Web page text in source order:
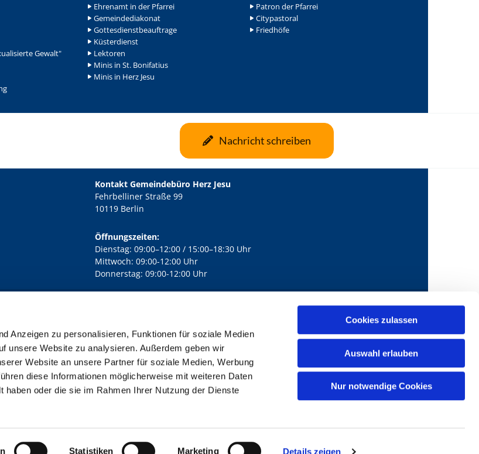
Anzeigen zu personalisieren, Funktionen für soziale Medien
unsere Website zu analysieren. Außerdem geben wir
Website an unsere Partner für soziale Medien, Werbung
diese Informationen möglicherweise mit weiteren Daten
haben oder die sie im Rahmen Ihrer Nutzung der Dienste
Statistiken Marketing Details zeigen
Cookies zulassen
Auswahl erlauben
Nur notwendige Cookies
Gewalt"
Ehrenamt in der Pfarrei
Gemeindediakonat
Gottesdienstbeauftrage
Küsterdienst
Lektoren
Minis in St. Bonifatius
Minis in Herz Jesu
Patron der Pfarrei
Citypastoral
Friedhöfe
Nachricht schreiben
Kontakt Gemeindebüro Herz Jesu
Fehrbelliner Straße 99
10119 Berlin
Öffnungszeiten:
Dienstag: 09:00–12:00 / 15:00–18:30 Uhr
Mittwoch: 09:00-12:00 Uhr
Donnerstag: 09:00-12:00 Uhr
Berlin-Mitte · Yorckstr. 88C, 10965 Berlin mail@bernhard-lichtenberg.berlin
Kontaktinformationen Impressum